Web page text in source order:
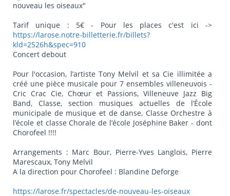
nouveau les oiseaux"
Tarif unique : 5€ - Pour les places c'est ici ->
https://larose.notre-billetterie.fr/billets?
kld=2526h&spec=910
Concert debout
Pour l'occasion, l’artiste Tony Melvil et sa Cie illimitée a
créé une pièce musicale pour 7 ensembles villeneuvois -
Cric Crac Cie, Chœur et Passions, Villeneuve Jazz Big
Band, Classe, section musiques actuelles de l’École
municipale de musique et de danse, Classe Orchestre à
l’école et classe Chorale de l’école Joséphine Baker - dont
Chorofeel !!!!
Arrangements : Marc Bour, Pierre-Yves Langlois, Pierre
Marescaux, Tony Melvil
A la direction pour Chorofeel : Blandine Deforge
https://larose.fr/spectacles/de-nouveau-les-oiseaux